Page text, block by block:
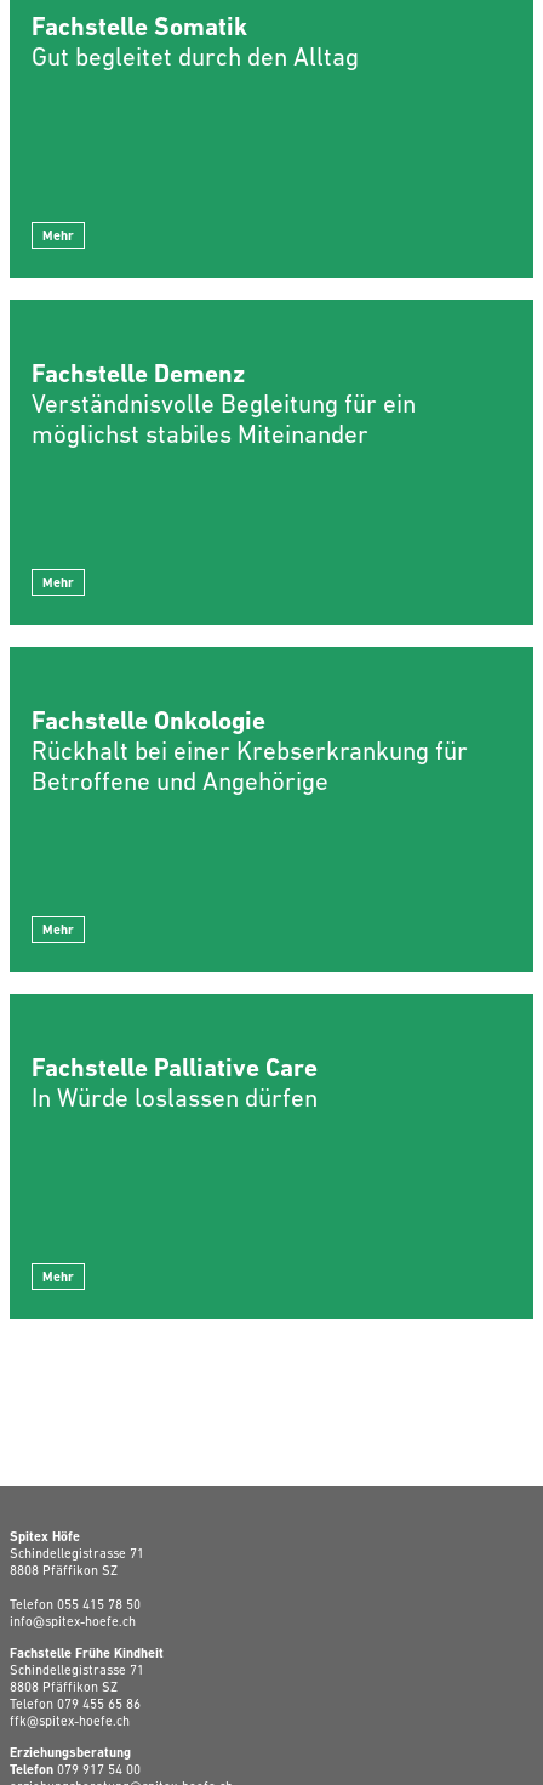
Fachstelle Somatik
Gut begleitet durch den Alltag
Mehr
Fachstelle Demenz
Verständnisvolle Begleitung für ein
möglichst stabiles Miteinander
Mehr
Fachstelle Onkologie
Rückhalt bei einer Krebserkrankung für
Betroffene und Angehörige
Mehr
Fachstelle Palliative Care
In Würde loslassen dürfen
Mehr
Spitex Höfe
Schindellegistrasse 71
8808 Pfäffikon SZ
Telefon 055 415 78 50
info@spitex-hoefe.ch
Fachstelle Frühe Kindheit
Schindellegistrasse 71
8808 Pfäffikon SZ
Telefon 079 455 65 86
ffk@spitex-hoefe.ch
Erziehungsberatung
Telefon 079 917 54 00